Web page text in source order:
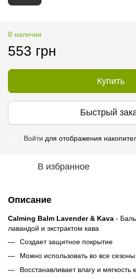
В наличии
553 грн
Купить
Быстрый
Войти для отображения
В избранное
Описание
Calming Balm Lavender & Kava -
лавандой и экстрактом кава
Создает защитное покрытие
Можно использовать во все сезоны
Восстанавливает влагу и мягкость